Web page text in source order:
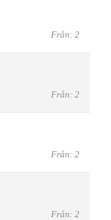
Från: 2
Från: 2
Från: 2
Från: 2